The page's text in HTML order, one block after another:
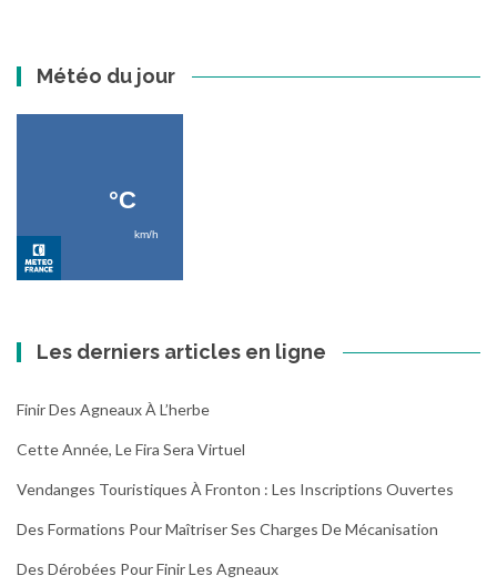
Météo du jour
Les derniers articles en ligne
Finir Des Agneaux À L’herbe
Cette Année, Le Fira Sera Virtuel
Vendanges Touristiques À Fronton : Les Inscriptions Ouvertes
Des Formations Pour Maîtriser Ses Charges De Mécanisation
Des Dérobées Pour Finir Les Agneaux